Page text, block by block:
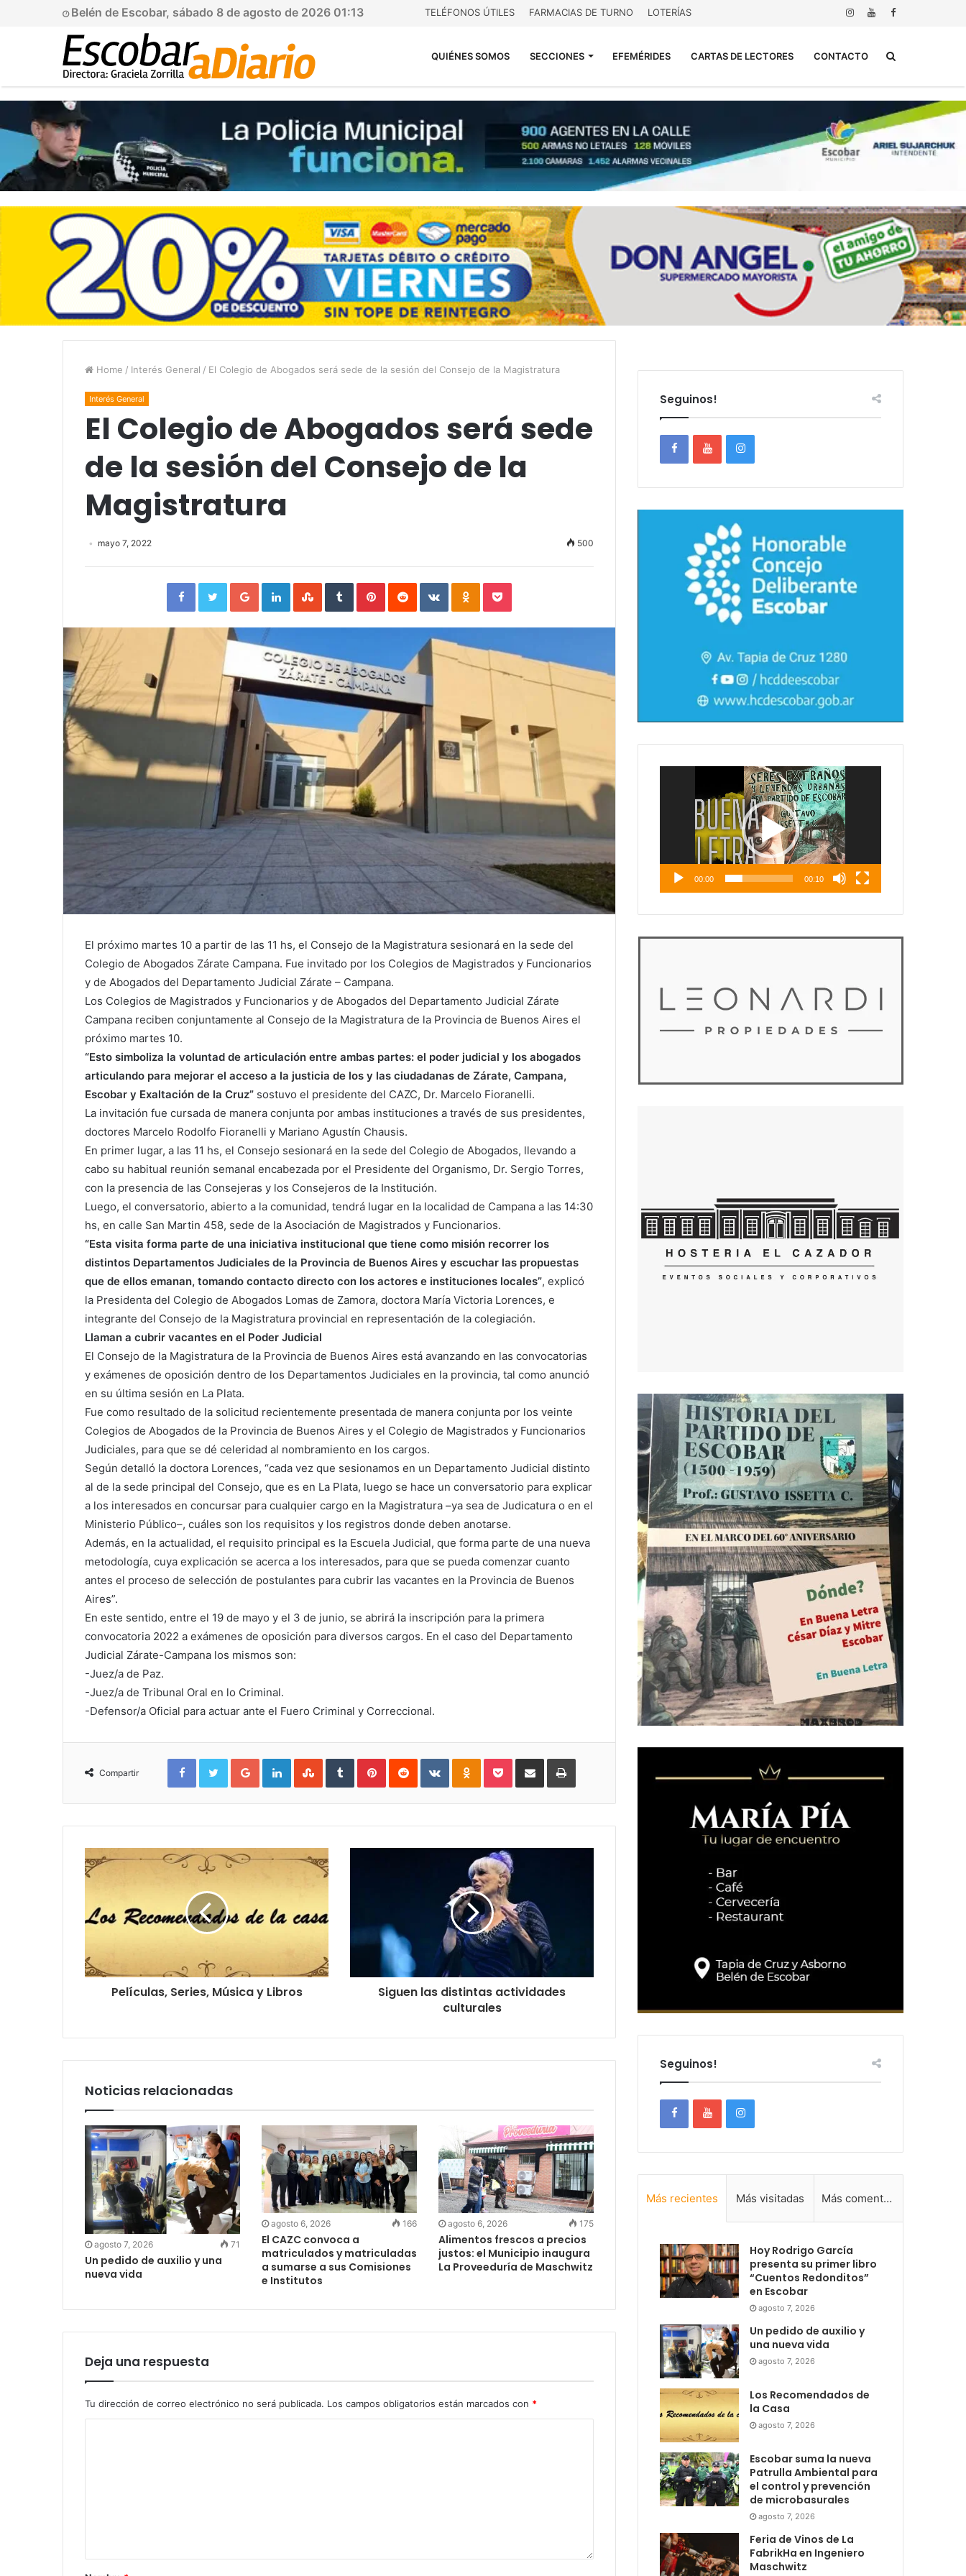
Belén de Escobar, sábado 8 de agosto de 2026 01:13 TELÉFONOS ÚTILES FARMACIAS DE TURNO LOTERÍAS
QUIÉNES SOMOS SECCIONES EFEMÉRIDES CARTAS DE LECTORES CONTACTO
Home / Interés General / El Colegio de Abogados será sede de la sesión del Consejo de la Magistratura
Interés General
El Colegio de Abogados será sede
de la sesión del Consejo de la
Magistratura
mayo 7, 2022 500
FacebookTwitterGoogle+LinkedInStumbleUpon
TumblrPinterestReddit VKontakteOdnoklassniki
Pocket
El próximo martes 10 a partir de las 11 hs, el Consejo de la Magistratura sesionará en la sede del
Colegio de Abogados Zárate Campana. Fue invitado por los Colegios de Magistrados y Funcionarios
y de Abogados del Departamento Judicial Zárate – Campana.
Los Colegios de Magistrados y Funcionarios y de Abogados del Departamento Judicial Zárate
Campana reciben conjuntamente al Consejo de la Magistratura de la Provincia de Buenos Aires el
próximo martes 10.
“Esto simboliza la voluntad de articulación entre ambas partes: el poder judicial y los abogados
articulando para mejorar el acceso a la justicia de los y las ciudadanas de Zárate, Campana,
Escobar y Exaltación de la Cruz” sostuvo el presidente del CAZC, Dr. Marcelo Fioranelli.
La invitación fue cursada de manera conjunta por ambas instituciones a través de sus presidentes,
doctores Marcelo Rodolfo Fioranelli y Mariano Agustín Chausis.
En primer lugar, a las 11 hs, el Consejo sesionará en la sede del Colegio de Abogados, llevando a
cabo su habitual reunión semanal encabezada por el Presidente del Organismo, Dr. Sergio Torres,
con la presencia de las Consejeras y los Consejeros de la Institución.
Luego, el conversatorio, abierto a la comunidad, tendrá lugar en la localidad de Campana a las 14:30
hs, en calle San Martin 458, sede de la Asociación de Magistrados y Funcionarios.
“Esta visita forma parte de una iniciativa institucional que tiene como misión recorrer los
distintos Departamentos Judiciales de la Provincia de Buenos Aires y escuchar las propuestas
que de ellos emanan, tomando contacto directo con los actores e instituciones locales”, explicó
la Presidenta del Colegio de Abogados Lomas de Zamora, doctora María Victoria Lorences, e
integrante del Consejo de la Magistratura provincial en representación de la colegiación.
Llaman a cubrir vacantes en el Poder Judicial
El Consejo de la Magistratura de la Provincia de Buenos Aires está avanzando en las convocatorias
y exámenes de oposición dentro de los Departamentos Judiciales en la provincia, tal como anunció
en su última sesión en La Plata.
Fue como resultado de la solicitud recientemente presentada de manera conjunta por los veinte
Colegios de Abogados de la Provincia de Buenos Aires y el Colegio de Magistrados y Funcionarios
Judiciales, para que se dé celeridad al nombramiento en los cargos.
Según detalló la doctora Lorences, “cada vez que sesionamos en un Departamento Judicial distinto
al de la sede principal del Consejo, que es en La Plata, luego se hace un conversatorio para explicar
a los interesados en concursar para cualquier cargo en la Magistratura –ya sea de Judicatura o en el
Ministerio Público–, cuáles son los requisitos y los registros donde deben anotarse.
Además, en la actualidad, el requisito principal es la Escuela Judicial, que forma parte de una nueva
metodología, cuya explicación se acerca a los interesados, para que se pueda comenzar cuanto
antes el proceso de selección de postulantes para cubrir las vacantes en la Provincia de Buenos
Aires”.
En este sentido, entre el 19 de mayo y el 3 de junio, se abrirá la inscripción para la primera
convocatoria 2022 a exámenes de oposición para diversos cargos. En el caso del Departamento
Judicial Zárate-Campana los mismos son:
-Juez/a de Paz.
-Juez/a de Tribunal Oral en lo Criminal.
-Defensor/a Oficial para actuar ante el Fuero Criminal y Correccional.
Compartir
FacebookTwitterGoogle+LinkedInStumbleUpon
TumblrPinterestReddit VKontakteOdnoklassniki
PocketCompartirImprimir
Películas, Series, Música y Libros
Siguen las distintas actividades
culturales
Noticias relacionadas
agosto 7, 2026 71
Un pedido de auxilio y una
nueva vida
agosto 6, 2026 166
El CAZC convoca a
matriculados y matriculadas
a sumarse a sus Comisiones
e Institutos
agosto 6, 2026 175
Alimentos frescos a precios
justos: el Municipio inaugura
La Proveeduría de Maschwitz
Deja una respuesta
Tu dirección de correo electrónico no será publicada. Los campos obligatorios están marcados con *
Seguinos!
00:00 00:10
Seguinos!
Más recientes Más visitadas Más comentadas
Hoy Rodrigo García
presenta su primer libro
“Cuentos Redonditos”
en Escobar
agosto 7, 2026
Un pedido de auxilio y
una nueva vida
agosto 7, 2026
Los Recomendados de
la Casa
agosto 7, 2026
Escobar suma la nueva
Patrulla Ambiental para
el control y prevención
de microbasurales
agosto 7, 2026
Feria de Vinos de La
FabrikHa en Ingeniero
Maschwitz